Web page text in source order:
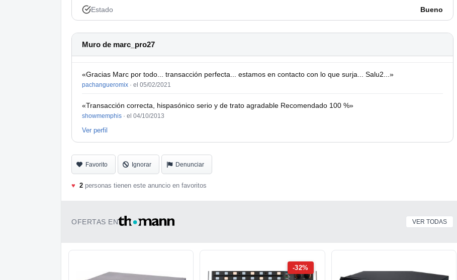
Estado Bueno
Muro de marc_pro27
«Gracias Marc por todo... transacción perfecta... estamos en contacto con lo que surja... Salu2...»
pachangueromix · el 05/02/2021
«Transacción correcta, hispasónico serio y de trato agradable Recomendado 100 %»
showmemphis · el 04/10/2013
Ver perfil
Favorito Ignorar Denunciar
♥ 2 personas tienen este anuncio en favoritos
OFERTAS EN VER TODAS
-32%